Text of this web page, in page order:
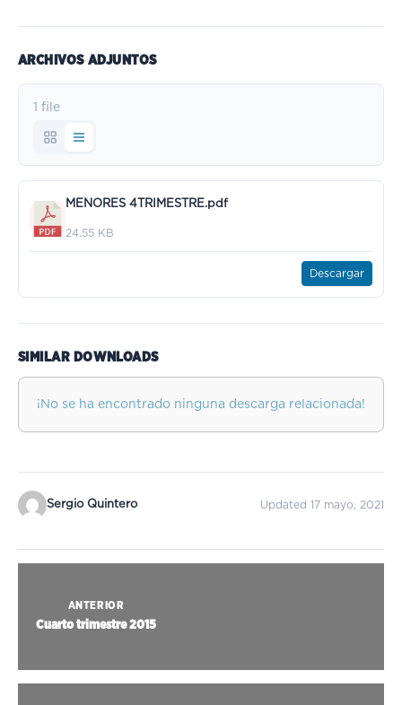
ARCHIVOS ADJUNTOS
1 file
MENORES 4TRIMESTRE.pdf
24.55 KB
Descargar
SIMILAR DOWNLOADS
¡No se ha encontrado ninguna descarga relacionada!
Sergio Quintero Updated 17 mayo, 2021
ANTERIOR
Cuarto trimestre 2015